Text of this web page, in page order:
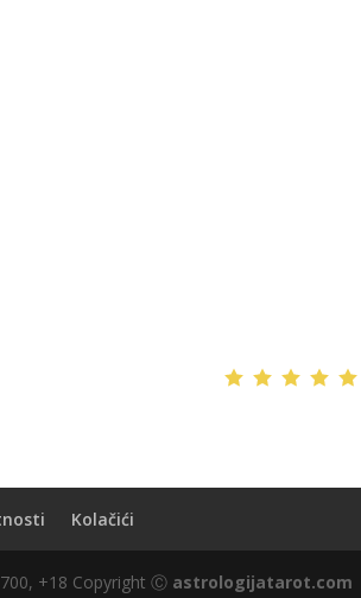
Kolačići
+18 Copyright Ⓒ astrologijatarot.com